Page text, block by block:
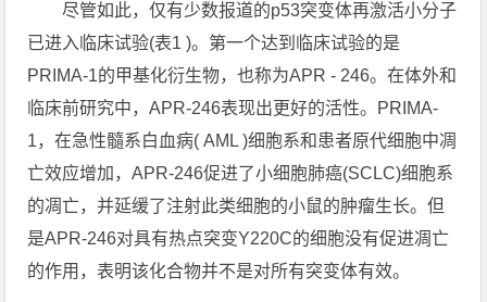
尽管如此，仅有少数报道的p53突变体再激活小分子
已进入临床试验(表1 )。第一个达到临床试验的是
PRIMA-1的甲基化衍生物，也称为APR - 246。在体外和
临床前研究中，APR-246表现出更好的活性。PRIMA-
1，在急性髓系白血病( AML )细胞系和患者原代细胞中凋
亡效应增加，APR-246促进了小细胞肺癌(SCLC)细胞系
的凋亡，并延缓了注射此类细胞的小鼠的肿瘤生长。但
是APR-246对具有热点突变Y220C的细胞没有促进凋亡
的作用，表明该化合物并不是对所有突变体有效。